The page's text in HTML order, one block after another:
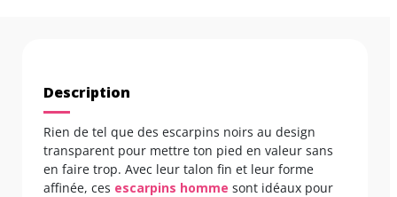
Description
Rien de tel que des escarpins noirs au design
transparent pour mettre ton pied en valeur sans
en faire trop. Avec leur talon fin et leur forme
affinée, ces escarpins homme sont idéaux pour